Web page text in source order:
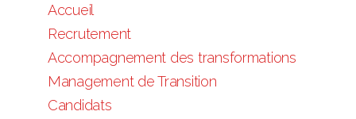
Accueil
Recrutement
Accompagnement des transformations
Management de Transition
Candidats